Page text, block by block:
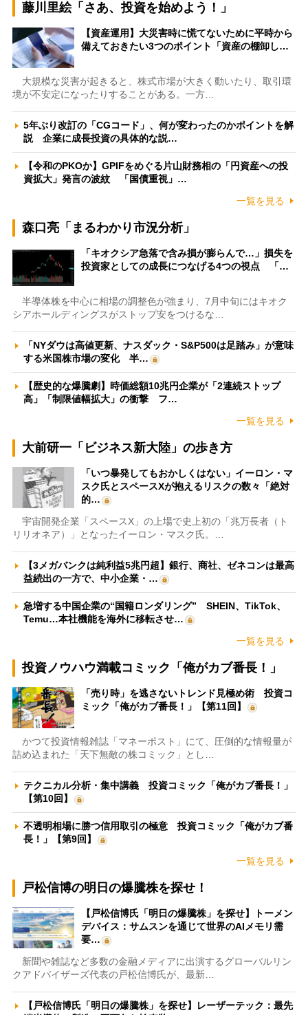
藤川里絵「さあ、投資を始めよう！」
【資産運用】大災害時に慌てないために平時から
備えておきたい3つのポイント「資産の棚卸し…
大規模な災害が起きると、株式市場が大きく動いたり、取引環
境が不安定になったりすることがある。一方…
5年ぶり改訂の「CGコード」、何が変わったのかポイントを解
説 企業に成長投資の具体的な説…
【令和のPKOか】GPIFをめぐる片山財務相の「円資産への投
資拡大」発言の波紋 「国債重視」…
一覧を見る
森口亮「まるわかり市況分析」
「キオクシア急落で含み損が膨らんで…」損失を
投資家としての成長につなげる4つの視点 「…
半導体株を中心に相場の調整色が強まり、7月中旬にはキオク
シアホールディングスがストップ安をつけるな…
「NYダウは高値更新、ナスダック・S&P500は足踏み」が意味
する米国株市場の変化 半…
【歴史的な爆騰劇】時価総額10兆円企業が「2連続ストップ
高」「制限値幅拡大」の衝撃 フ…
一覧を見る
大前研一「ビジネス新大陸」の歩き方
「いつ暴発してもおかしくはない」イーロン・マ
スク氏とスペースXが抱えるリスクの数々「絶対
的…
宇宙開発企業「スペースX」の上場で史上初の「兆万長者（ト
リリオネア）」となったイーロン・マスク氏。…
【3メガバンクは純利益5兆円超】銀行、商社、ゼネコンは最高
益続出の一方で、中小企業・…
急増する中国企業の“国籍ロンダリング” SHEIN、TikTok、
Temu…本社機能を海外に移転させ…
一覧を見る
投資ノウハウ満載コミック「俺がカブ番長！」
「売り時」を逃さないトレンド見極め術 投資コ
ミック「俺がカブ番長！」【第11回】
かつて投資情報雑誌「マネーポスト」にて、圧倒的な情報量が
詰め込まれた「天下無敵の株コミック」とし…
テクニカル分析・集中講義 投資コミック「俺がカブ番長！」
【第10回】
不透明相場に勝つ信用取引の極意 投資コミック「俺がカブ番
長！」【第9回】
一覧を見る
戸松信博の明日の爆騰株を探せ！
【戸松信博氏「明日の爆騰株」を探せ】トーメン
デバイス：サムスンを通じて世界のAIメモリ需
要…
新聞や雑誌など多数の金融メディアに出演するグローバルリン
クアドバイザーズ代表の戸松信博氏が、最新…
【戸松信博氏「明日の爆騰株」を探せ】レーザーテック：最先